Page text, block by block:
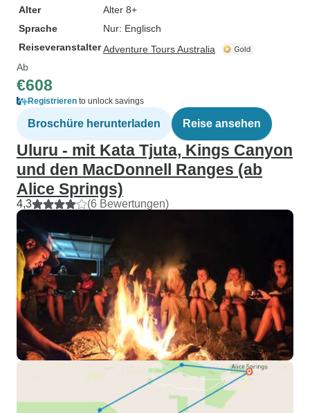
Alter
Alter 8+
Sprache
Nur: Englisch
ReiseveranstalterAdventure Tours Australia
Ab
€608
Registrieren to unlock savings
Broschüre herunterladen Reise ansehen
Uluru - mit Kata Tjuta, Kings Canyon
und den MacDonnell Ranges (ab
Alice Springs)
4,3 (6 Bewertungen)